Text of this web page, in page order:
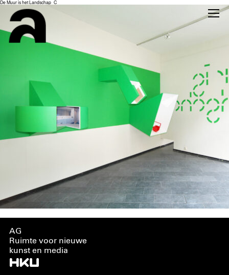
De Muur is het Landschap_C
AG
Ruimte voor nieuwe
kunst en media